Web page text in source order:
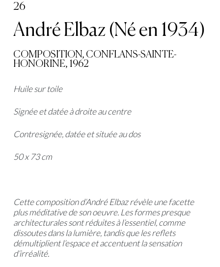
26
André Elbaz (Né en 1934)
COMPOSITION, CONFLANS-SAINTE-
HONORINE, 1962
Huile sur toile
Signée et datée à droite au centre
Contresignée, datée et située au dos
50 x 73 cm
Cette composition d’André Elbaz révèle une facette
plus méditative de son oeuvre. Les formes presque
architecturales sont réduites à l’essentiel, comme
dissoutes dans la lumière, tandis que les reflets
démultiplient l’espace et accentuent la sensation
d’irréalité.